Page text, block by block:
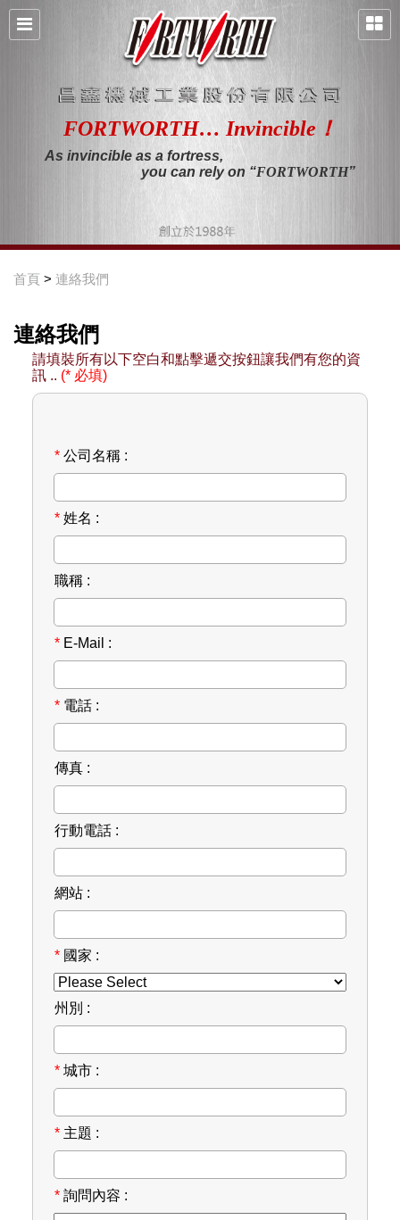
FORTWORTH… Invincible！
As invincible as a fortress,
you can rely on “FORTWORTH”
首頁 > 連絡我們
連絡我們
請填裝所有以下空白和點擊遞交按鈕讓我們有您的資
訊 .. (* 必填)
*公司名稱 :
*姓名 :
職稱 :
*E-Mail :
*電話 :
傳真 :
行動電話 :
網站 :
*國家 :
州別 :
*城市 :
*主題 :
*詢問內容 :